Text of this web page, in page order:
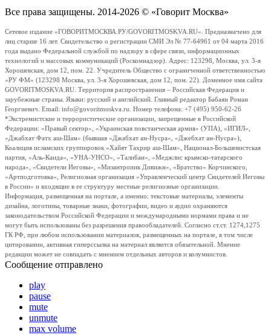
Все права защищены. 2014-2026 © «Говорит Москва»
Сетевое издание «ГОВОРИТМОСКВА.РУ/GOVORITMOSKVA.RU». Предназначено для
лиц старше 16 лет. Свидетельство о регистрации СМИ Эл № 77-64961 от 04 марта 2016
года выдано Федеральной службой по надзору в сфере связи, информационных
технологий и массовых коммуникаций (Роскомнадзор). Адрес: 123298, Москва, ул. 3-я
Хорошевская, дом 12, пом. 22. Учредитель Общество с ограниченной ответственностью
«РУ ФМ» (123298 Москва, ул. 3-я Хорошевская, дом 12, пом. 22). Доменное имя сайта
GOVORITMOSKVA.RU. Территория распространения – Российская Федерация и
зарубежные страны. Языки: русский и английский. Главный редактор Бабаян Роман
Георгиевич. Email: info@govoritmoskva.ru. Номер телефона: +7 (495) 950-62-26
*Экстремистские и террористические организации, запрещенные в Российской
Федерации: «Правый сектор», «Украинская повстанческая армия» (УПА), «ИГИЛ»,
«Джабхат Фатх аш-Шам» (бывшая «Джабхат ан-Нусра», «Джебхат ан-Нусра»),
Коалиция исламских группировок «Хайят Тахрир аш-Шам», Национал-Большевистская
партия, «Аль-Каида», «УНА-УНСО», «Талибан», «Меджлис крымско-татарского
народа», «Свидетели Иеговы», «Мизантропик Дивижн», «Братство» Корчинского,
«Артподготовка», Религиозная организация «Управленческий центр Свидетелей Иеговы
в России» и входящие в ее структуру местные религиозные организации.
Информация, размещенная на портале, а именно: текстовые материалы, элементы
дизайна, логотипы, товарные знаки, фотографии, видео и аудио охраняются
законодательством Российской Федерации и международными нормами права и не
могут быть использованы без разрешения правообладателей. Согласно ст.ст. 1274,1275
ГК РФ, при любом использовании материалов, размещенных на портале, в том числе
цитировании, активная гиперссылка на материал является обязательной. Мнение
редакции может не совпадать с мнением отдельных авторов и колумнистов.
Сообщение отправлено
play
pause
mute
unmute
max volume